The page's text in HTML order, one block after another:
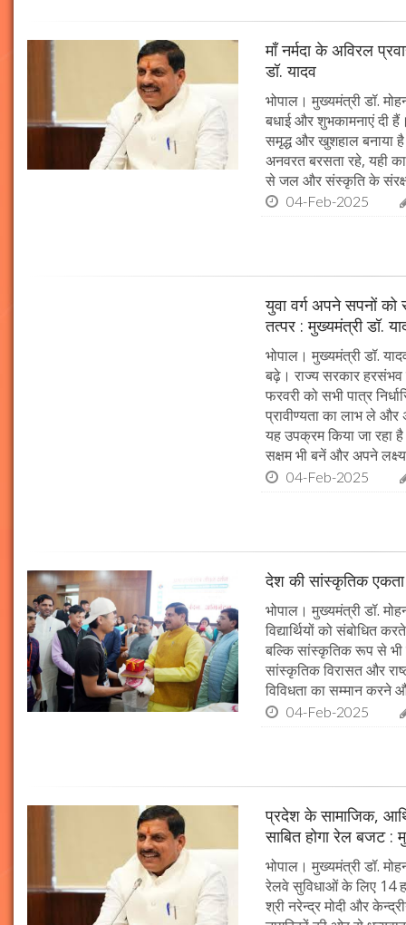
माँ नर्मदा के अविरल
डॉ. यादव
भोपाल। मुख्यमंत्री डॉ.
बधाई और शुभकामनाएं दी
समृद्ध और खुशहाल बनाया
अनवरत बरसता रहे, यही
से जल और संस्कृति के
04-Feb-2025
युवा वर्ग अपने सपनों
तत्पर : मुख्यमंत्री डॉ.
भोपाल। मुख्यमंत्री डॉ.
बढ़े। राज्य सरकार
फरवरी को सभी पात्र
प्रावीण्यता का लाभ ले और
यह उपक्रम किया जा रहा
सक्षम भी बनें और अपने
04-Feb-2025
देश की सांस्कृतिक
भोपाल। मुख्यमंत्री डॉ.
विद्यार्थियों को संबोधित
बल्कि सांस्कृतिक रूप से भी
सांस्कृतिक विरासत और
विविधता का सम्मान
04-Feb-2025
प्रदेश के सामाजिक,
साबित होगा रेल बजट :
भोपाल। मुख्यमंत्री डॉ.
रेलवे सुविधाओं के लिए 14
श्री नरेन्द्र मोदी और